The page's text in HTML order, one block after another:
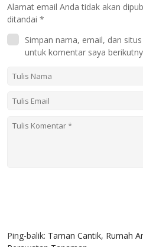
Alamat email Anda tidak akan
ditandai *
Simpan nama, email, dan
untuk komentar saya
Ping-balik: Taman Cantik, Rumah